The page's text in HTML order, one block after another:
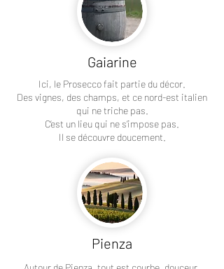
Gaiarine
Ici, le Prosecco fait partie du décor.
Des vignes, des champs, et ce nord-est italien
qui ne triche pas.
C’est un lieu qui ne s’impose pas.
Il se découvre doucement.
Pienza